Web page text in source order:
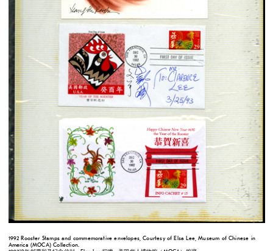
1992 Rooster Stamps and commemorative envelopes, Courtesy of Elsa Lee, Museum of Chinese in
America (MOCA) Collection.